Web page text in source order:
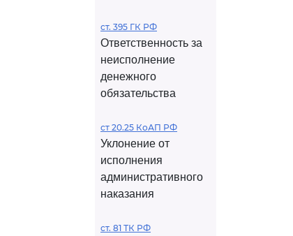
ст. 395 ГК РФ
Ответственность за
неисполнение
денежного
обязательства
ст 20.25 КоАП РФ
Уклонение от
исполнения
административного
наказания
ст. 81 ТК РФ